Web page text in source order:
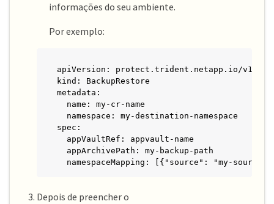
informações do seu ambiente.
Por exemplo:
apiVersion: protect.trident.netapp.io/v1
kind: BackupRestore
metadata:
  name: my-cr-name
  namespace: my-destination-namespace
spec:
  appVaultRef: appvault-name
  appArchivePath: my-backup-path
namespaceMapping: [{"source": "my-source-
Depois de preencher o